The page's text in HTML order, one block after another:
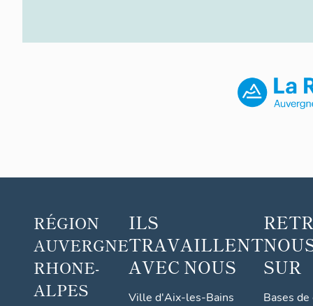
RÉGION
AUVERGNE
RHONE-
ALPES
ILS
TRAVAILLENT
AVEC NOUS
Ville d'Aix-les-Bains
SUR
Bases